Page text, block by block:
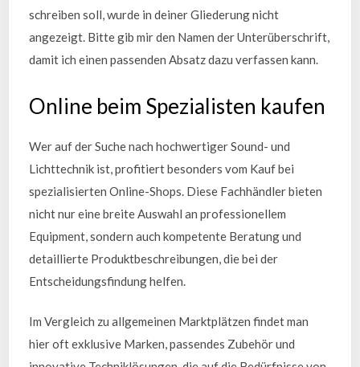
schreiben soll, wurde in deiner Gliederung nicht
angezeigt. Bitte gib mir den Namen der Unterüberschrift,
damit ich einen passenden Absatz dazu verfassen kann.
Online beim Spezialisten kaufen
Wer auf der Suche nach hochwertiger Sound- und
Lichttechnik ist, profitiert besonders vom Kauf bei
spezialisierten Online-Shops. Diese Fachhändler bieten
nicht nur eine breite Auswahl an professionellem
Equipment, sondern auch kompetente Beratung und
detaillierte Produktbeschreibungen, die bei der
Entscheidungsfindung helfen.
Im Vergleich zu allgemeinen Marktplätzen findet man
hier oft exklusive Marken, passendes Zubehör und